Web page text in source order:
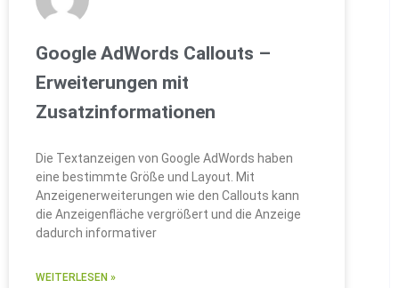
Google AdWords Callouts –
Erweiterungen mit
Zusatzinformationen
Die Textanzeigen von Google AdWords haben
eine bestimmte Größe und Layout. Mit
Anzeigenerweiterungen wie den Callouts kann
die Anzeigenfläche vergrößert und die Anzeige
dadurch informativer
WEITERLESEN »